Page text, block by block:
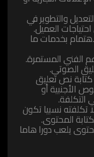
والتطوير في
العميل.
بخدمات ما
الفني المستمرة.
الصوتي.
كتابة نص تعليق
الأجنبية أو
التكلفة.
نسبيا تكون
المحتوى.
يلعب دورا هاما